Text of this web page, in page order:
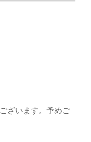
ざいます。予めご